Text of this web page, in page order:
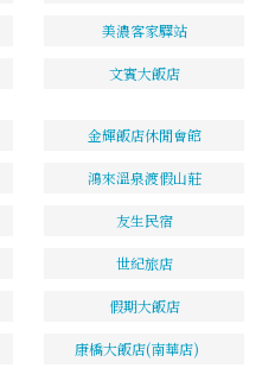
美濃客家驛站
文賓大飯店
金輝飯店休閒會館
鴻來溫泉渡假山莊
友生民宿
世紀旅店
假期大飯店
康橋大飯店(南華店)